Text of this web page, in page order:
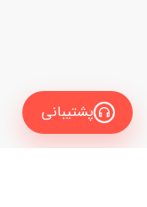
پشتیبانی